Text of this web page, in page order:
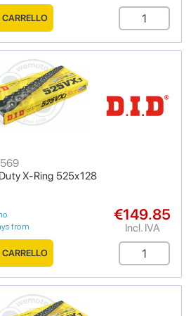
X-Ring 525x128
from
€149.85
Incl. IVA